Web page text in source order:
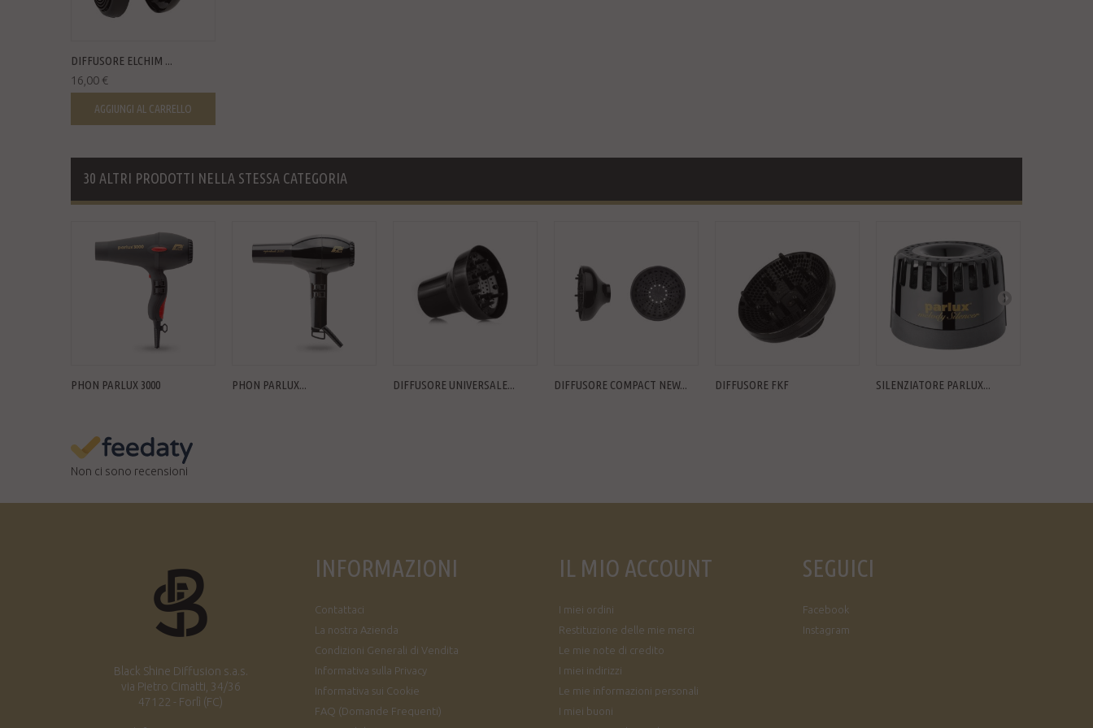
DIFFUSORE ELCHIM ...
16,00 €
AGGIUNGI AL CARRELLO
30 ALTRI PRODOTTI NELLA STESSA CATEGORIA
PHON PARLUX 3000 PHON PARLUX... DIFFUSORE UNIVERSALE... DIFFUSORE COMPACT NEW... DIFFUSORE FKF SILENZIATORE PARLUX...
Non ci sono recensioni
Black Shine Diffusion s.a.s.
via Pietro Cimatti, 34/36
47122 - Forlì (FC)
INFORMAZIONI
Contattaci
La nostra Azienda
Condizioni Generali di Vendita
Informativa sulla Privacy
Informativa sui Cookie
FAQ (Domande Frequenti)
IL MIO ACCOUNT
I miei ordini
Restituzione delle mie merci
Le mie note di credito
I miei indirizzi
Le mie informazioni personali
I miei buoni
SEGUICI
Facebook
Instagram